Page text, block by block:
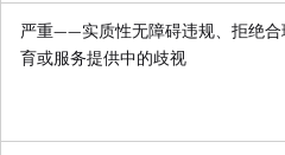
严重——实质性无障碍违规、拒绝
育或服务提供中的歧视